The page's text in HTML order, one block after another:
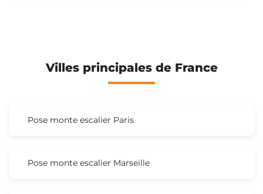
Villes principales de France
Pose monte escalier Paris
Pose monte escalier Marseille